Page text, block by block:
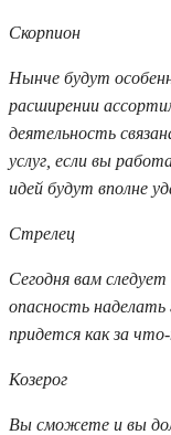
Скорпион
Нынче будут
расширении
деятельность
услуг, если вы
идей будут вполне
Стрелец
Сегодня вам
опасность
придется как за
Козерог
Вы сможете и вы